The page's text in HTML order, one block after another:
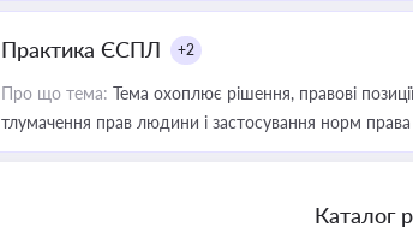
Практика ЄСПЛ +2
Про що тема: Тема охоплює рішення, правові
тлумачення прав людини і застосування норм права
Каталог